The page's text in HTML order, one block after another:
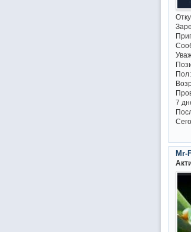
Пол:
7
Mr-